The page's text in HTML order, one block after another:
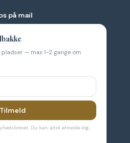
på mail
— max 1-2 gange om
Tilmeld
Du kan altid afmelde dig.